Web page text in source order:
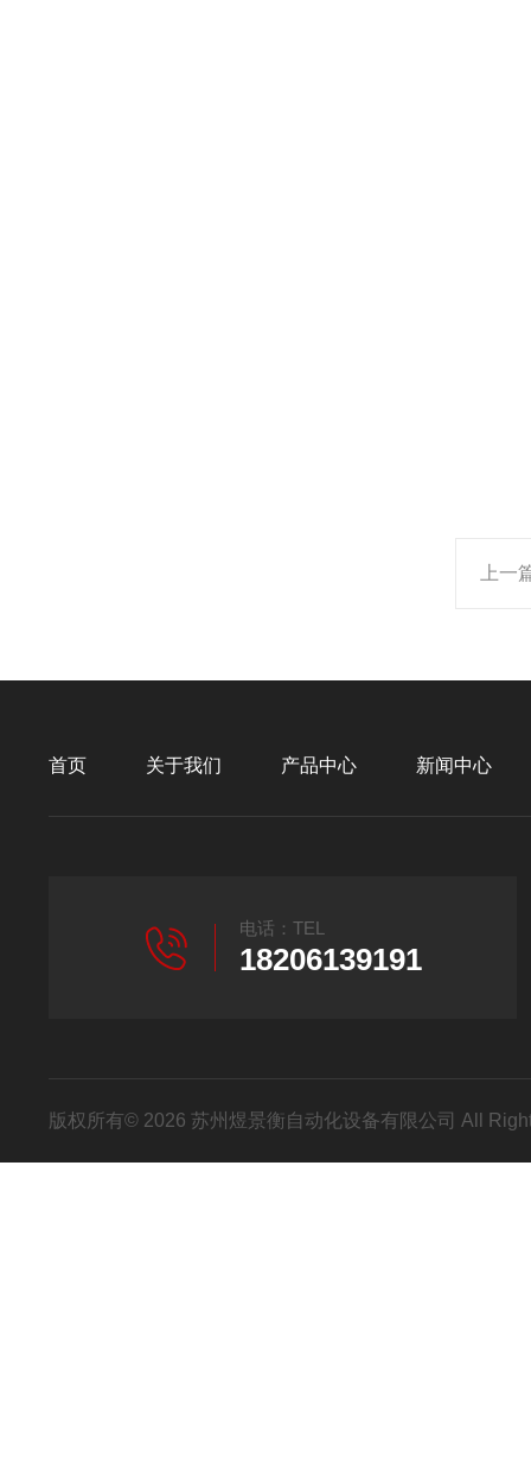
上一
首页 关于我们 产品中心 新闻中心
电话：TEL
18206139191
版权所有© 2026 苏州煜景衡自动化设备有限公司 All